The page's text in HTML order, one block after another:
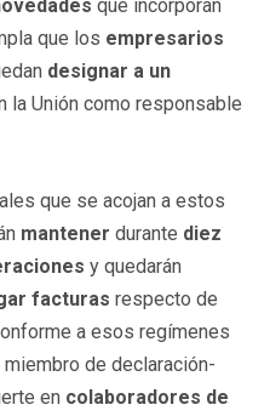
que incorporan
que los empresarios
designar a un
la Unión como responsable
que se acojan a estos
mantener durante diez
y quedarán
facturas respecto de
a esos regímenes
de declaración-
en colaboradores de